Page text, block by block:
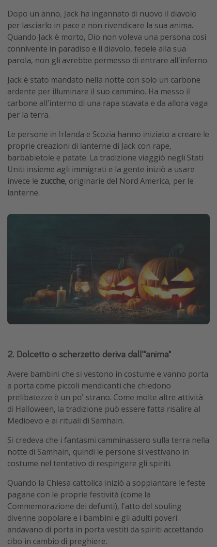
Dopo un anno, Jack ha ingannato di nuovo il diavolo
per lasciarlo in pace e non rivendicare la sua anima.
Quando Jack è morto, Dio non voleva una persona così
connivente in paradiso e il diavolo, fedele alla sua
parola, non gli avrebbe permesso di entrare all'inferno.
Jack è stato mandato nella notte con solo un carbone
ardente per illuminare il suo cammino. Ha messo il
carbone all'interno di una rapa scavata e da allora vaga
per la terra.
Le persone in Irlanda e Scozia hanno iniziato a creare le
proprie creazioni di lanterne di Jack con rape,
barbabietole e patate. La tradizione viaggiò negli Stati
Uniti insieme agli immigrati e la gente iniziò a usare
invece le zucche, originarie del Nord America, per le
lanterne.
2. Dolcetto o scherzetto deriva dall'"anima"
Avere bambini che si vestono in costume e vanno porta
a porta come piccoli mendicanti che chiedono
prelibatezze è un po' strano. Come molte altre attività
di Halloween, la tradizione può essere fatta risalire al
Medioevo e ai rituali di Samhain.
Si credeva che i fantasmi camminassero sulla terra nella
notte di Samhain, quindi le persone si vestivano in
costume nel tentativo di respingere gli spiriti.
Quando la Chiesa cattolica iniziò a soppiantare le feste
pagane con le proprie festività (come la
Commemorazione dei defunti), l'atto del souling
divenne popolare e i bambini e gli adulti poveri
andavano di porta in porta vestiti da spiriti accettando
cibo in cambio di preghiere.